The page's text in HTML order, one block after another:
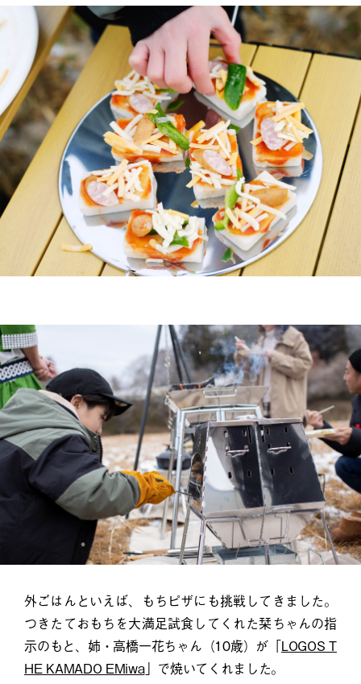
外ごはんといえば、もちピザにも挑戦してきました。
つきたておもちを大満足試食してくれた栞ちゃんの指
示のもと、姉・高橋一花ちゃん（10歳）が「LOGOS T
HE KAMADO EMiwa」で焼いてくれました。